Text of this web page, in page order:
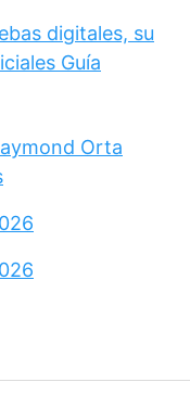
digitales, su
Guía
Orta